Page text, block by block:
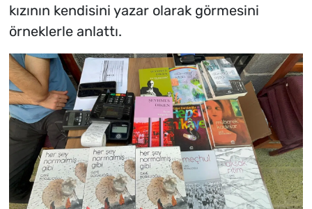
kızının kendisini yazar olarak görmesini
örneklerle anlattı.